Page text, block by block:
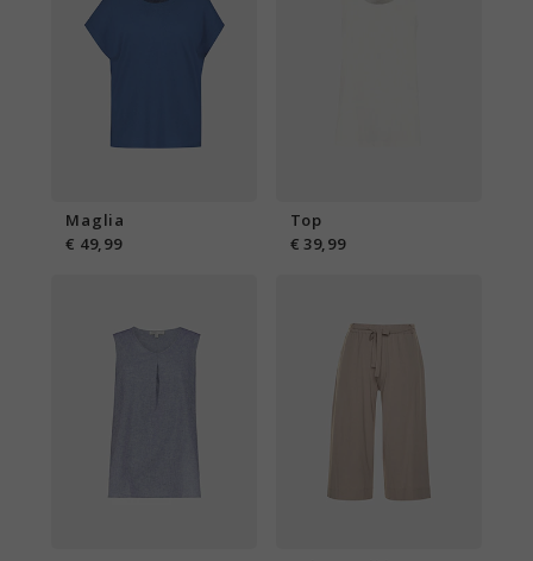
Maglia
€ 49,99
Top
€ 39,99